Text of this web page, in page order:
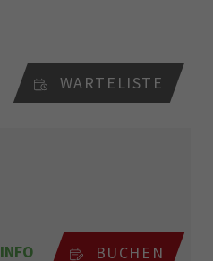
WARTELISTE
INFO BUCHEN